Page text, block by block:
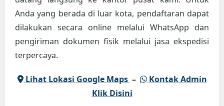
Anda yang berada di luar kota, pendaftaran dapat
dilakukan secara online melalui WhatsApp dan
pengiriman dokumen fisik melalui jasa ekspedisi
terpercaya.
Lihat Lokasi Google Maps –
Kontak Admin
Klik Disini